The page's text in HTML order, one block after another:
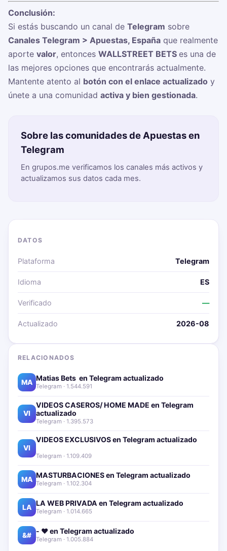
Conclusión:
Si estás buscando un canal de Telegram sobre
Canales Telegram > Apuestas, España que realmente
aporte valor, entonces WALLSTREET BETS ‍ es una de
las mejores opciones que encontrarás actualmente.
Mantente atento al botón con el enlace actualizado y
únete a una comunidad activa y bien gestionada.
Sobre las comunidades de Apuestas en
Telegram
En grupos.me verificamos los canales más activos y
actualizamos sus datos cada mes.
DATOS
Plataforma Telegram
Idioma ES
Verificado —
Actualizado 2026-08
RELACIONADOS
MA Matias Bets ‍ en Telegram actualizado📱🔥
Telegram · 1.544.591
VI
VIDEOS CASEROS/ HOME MADE en Telegram
actualizado📱🔥
Telegram · 1.395.573
VI
VIDEOS EXCLUSIVOS en Telegram actualizado📱
Telegram · 1.109.409
MA MASTURBACIONES en Telegram actualizado📱🔥
Telegram · 1.102.304
LA LA WEB PRIVADA en Telegram actualizado📱🔥
Telegram · 1.014.665
&# - ❤️ en Telegram actualizado📱🔥
Telegram · 1.005.884